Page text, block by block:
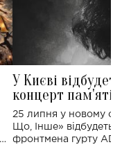
У Києві
концерт
Клименка:
виконають
25 липня у новому
Що, Інше»
фронтмена гурту